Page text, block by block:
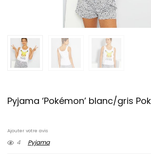
Pyjama ‘Pokémon’ blanc/gris
Ajouter votre avis
4 Pyjama